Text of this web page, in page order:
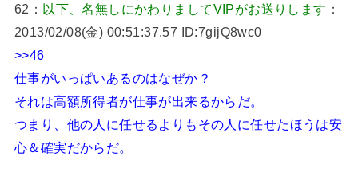
62： 以下、名無しにかわりましてVIPがお送りします ：
2013/02/08(金) 00:51:37.57 ID:7gijQ8wc0
>>46
仕事がいっぱいあるのはなぜか？
それは高額所得者が仕事が出来るからだ。
つまり、他の人に任せるよりもその人に任せたほうは安
心＆確実だからだ。